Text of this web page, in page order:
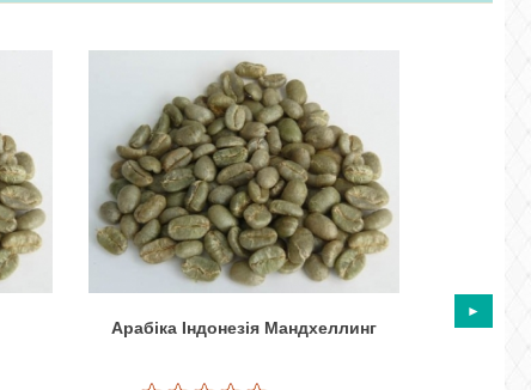
Арабіка Індонезія Мандхеллинг